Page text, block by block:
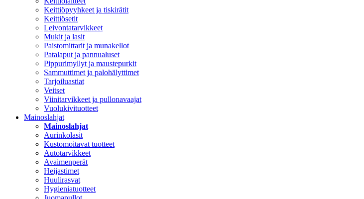
Keittiöpyyhkeet ja tiskirätit
Keittiösetit
Leivontatarvikkeet
Mukit ja lasit
Paistomittarit ja munakellot
Patalaput ja pannualuset
Pippurimyllyt ja maustepurkit
Sammuttimet ja palohälyttimet
Tarjoiluastiat
Veitset
Viinitarvikkeet ja pullonavaajat
Vuolukivituotteet
Mainoslahjat
Mainoslahjat
Aurinkolasit
Kustomoitavat tuotteet
Autotarvikkeet
Avaimenperät
Heijastimet
Huulirasvat
Hygieniatuotteet